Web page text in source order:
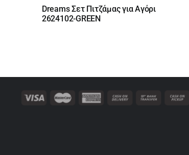
Dreams Σετ Πιτζάμας για Αγόρι
2624102-GREEN